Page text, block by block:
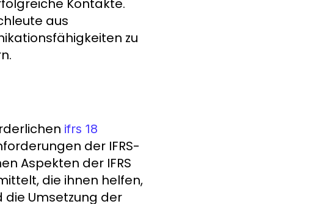
Kontakte.
aus
zu
ifrs 18
der IFRS-
Aspekten der IFRS
die ihnen helfen,
die Umsetzung der